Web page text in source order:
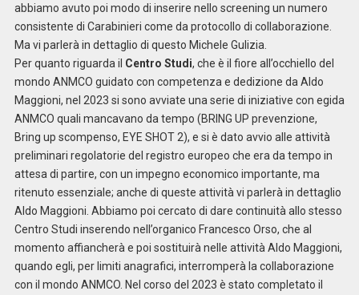
abbiamo avuto poi modo di inserire nello screening un numero
consistente di Carabinieri come da protocollo di collaborazione.
Ma vi parlerà in dettaglio di questo Michele Gulizia.
Per quanto riguarda il Centro Studi, che è il fiore all’occhiello del
mondo ANMCO guidato con competenza e dedizione da Aldo
Maggioni, nel 2023 si sono avviate una serie di iniziative con egida
ANMCO quali mancavano da tempo (BRING UP prevenzione,
Bring up scompenso, EYE SHOT 2), e si è dato avvio alle attività
preliminari regolatorie del registro europeo che era da tempo in
attesa di partire, con un impegno economico importante, ma
ritenuto essenziale; anche di queste attività vi parlerà in dettaglio
Aldo Maggioni. Abbiamo poi cercato di dare continuità allo stesso
Centro Studi inserendo nell’organico Francesco Orso, che al
momento affiancherà e poi sostituirà nelle attività Aldo Maggioni,
quando egli, per limiti anagrafici, interromperà la collaborazione
con il mondo ANMCO. Nel corso del 2023 è stato completato il